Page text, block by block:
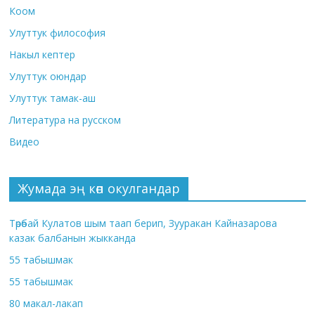
Коом
Улуттук философия
Накыл кептер
Улуттук оюндар
Улуттук тамак-аш
Литература на русском
Видео
Жумада эң көп окулгандар
Төрөбай Кулатов шым таап берип, Зууракан Кайназарова
казак балбанын жыкканда
55 табышмак
55 табышмак
80 макал-лакап